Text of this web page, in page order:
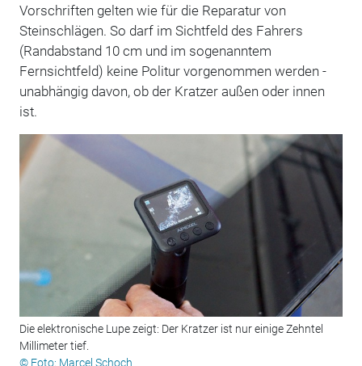
Vorschriften gelten wie für die Reparatur von
Steinschlägen. So darf im Sichtfeld des Fahrers
(Randabstand 10 cm und im sogenanntem
Fernsichtfeld) keine Politur vorgenommen werden -
unabhängig davon, ob der Kratzer außen oder innen
ist.
Die elektronische Lupe zeigt: Der Kratzer ist nur einige Zehntel
Millimeter tief.
© Foto: Marcel Schoch